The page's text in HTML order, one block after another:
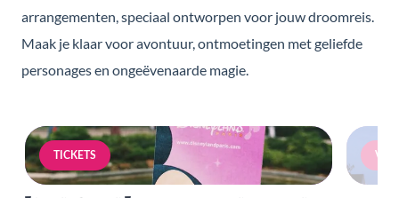
arrangementen, speciaal ontworpen voor jouw droomreis.
Maak je klaar voor avontuur, ontmoetingen met geliefde
personages en ongeëvenaarde magie.
TICKETS